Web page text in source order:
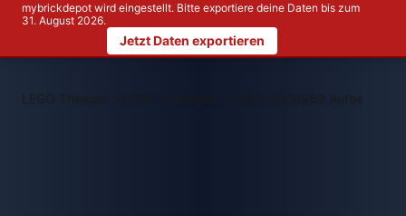
mybrickdepot wird eingestellt. Bitte exportiere deine Daten bis zum
31. August 2026.
Jetzt Daten exportieren
LEGO Themen > LEGO 5006969